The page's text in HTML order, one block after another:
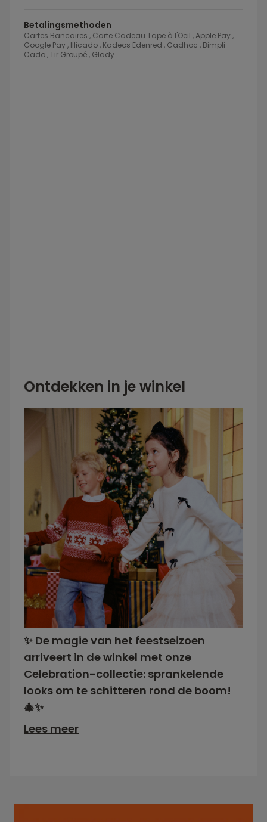
Betalingsmethoden
Cartes Bancaires , Carte Cadeau Tape à l'Oeil , Apple Pay ,
Google Pay , Illicado , Kadeos Edenred , Cadhoc , Bimpli
Cado , Tir Groupé , Glady
Ontdekken in je winkel
✨ De magie van het feestseizoen
arriveert in de winkel met onze
Celebration-collectie: sprankelende
looks om te schitteren rond de boom!
🎄✨
Lees meer